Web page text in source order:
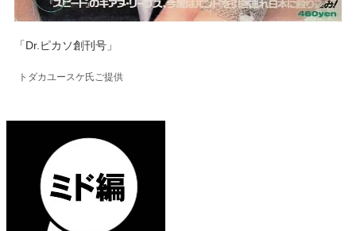
「Dr.ピカソ創刊号」
トダカユースケ氏ご提供